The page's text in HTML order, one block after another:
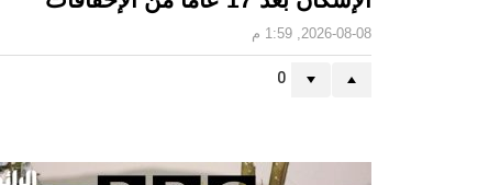
2026-08-08, 1:59 م
0